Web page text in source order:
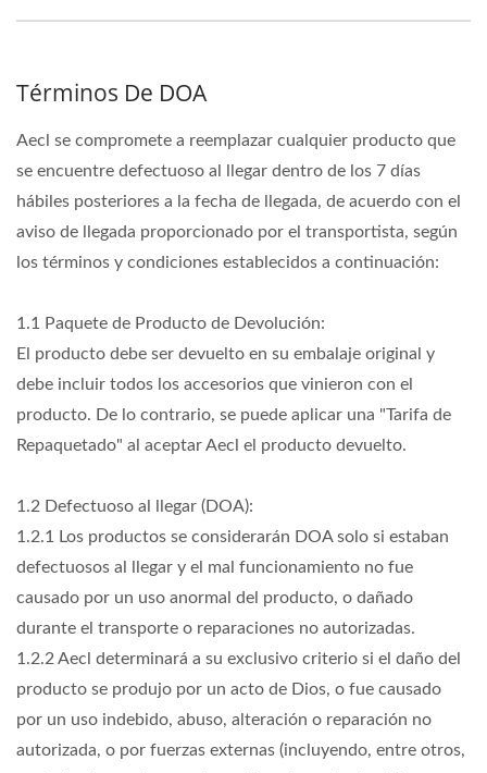
Términos De DOA
Aecl se compromete a reemplazar cualquier producto que
se encuentre defectuoso al llegar dentro de los 7 días
hábiles posteriores a la fecha de llegada, de acuerdo con el
aviso de llegada proporcionado por el transportista, según
los términos y condiciones establecidos a continuación:
1.1 Paquete de Producto de Devolución:
El producto debe ser devuelto en su embalaje original y
debe incluir todos los accesorios que vinieron con el
producto. De lo contrario, se puede aplicar una "Tarifa de
Repaquetado" al aceptar Aecl el producto devuelto.
1.2 Defectuoso al llegar (DOA):
1.2.1 Los productos se considerarán DOA solo si estaban
defectuosos al llegar y el mal funcionamiento no fue
causado por un uso anormal del producto, o dañado
durante el transporte o reparaciones no autorizadas.
1.2.2 Aecl determinará a su exclusivo criterio si el daño del
producto se produjo por un acto de Dios, o fue causado
por un uso indebido, abuso, alteración o reparación no
autorizada, o por fuerzas externas (incluyendo, entre otros,